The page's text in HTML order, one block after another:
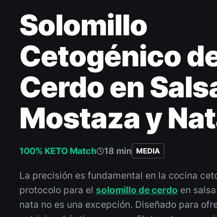
Solomillo
Cetogénico
Cerdo en
Mostaza y
100% KETO Match 18 min MEDIA
La precisión es fundamental en la cocina
protocolo para el solomillo de cerdo en
nata no es una excepción. Diseñado para